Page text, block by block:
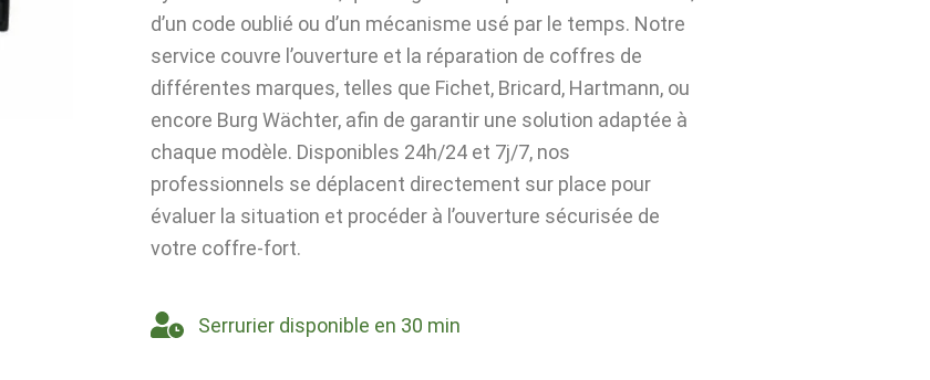
d’un code oublié ou d’un mécanisme usé par le temps. Notre
service couvre l’ouverture et la réparation de coffres de
différentes marques, telles que Fichet, Bricard, Hartmann, ou
encore Burg Wächter, afin de garantir une solution adaptée à
chaque modèle. Disponibles 24h/24 et 7j/7, nos
professionnels se déplacent directement sur place pour
évaluer la situation et procéder à l’ouverture sécurisée de
votre coffre-fort.
Serrurier disponible en 30 min